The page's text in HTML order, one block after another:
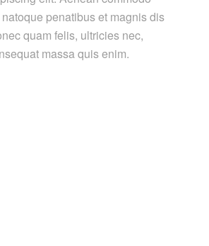
penatibus et magnis dis
quam felis, ultricies nec,
massa quis enim.